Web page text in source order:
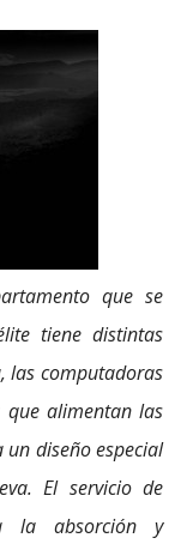
que se
tiene distintas
las computadoras
que alimentan las
diseño especial
El servicio de
la absorción y